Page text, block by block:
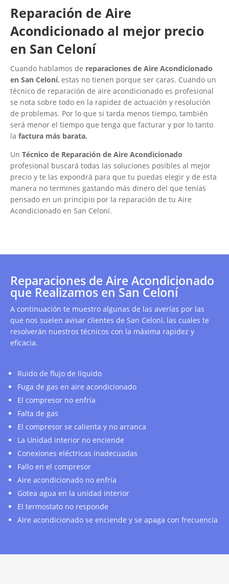
Reparación de Aire
Acondicionado al mejor precio
en San Celoní
Cuando hablamos de reparaciones de Aire Acondicionado
en San Celoní, estas no tienen porque ser caras. Cuando un
técnico de reparación de aire acondicionado es profesional
se nota sobre todo en la rapidez de actuación y resolución
de problemas. Por lo que si tarda menos tiempo, también
será menor el tiempo que tenga que facturar y por lo tanto
la factura más barata.
Un Técnico de Reparación de Aire Acondicionado
profesional buscará todas las soluciones posibles al mejor
precio y te las expondrá para que tu puedas elegir y de esta
manera no termines gastando más dinero del que tenías
pensado en un principio por la reparación de tu Aire
Acondicionado en San Celoní.
Reparaciones de Aire Acondicionado
que Realizamos en San Celoní
A continuación te muestro algunas de las averías por las
que nos suelen avisar clientes de San Celoní, las cuales te
resolverán nuestros técnicos con la máxima rapidez y
eficacia.
Ruido de flujo de líquido
Fuga de gas en aire acondicionado
El compresor no enfría
Falta de gas
El compresor se calienta y no arranca
La Unidad interior no enciende
Conexiones eléctricas inadecuadas
Fallo en el compresor
Aire acondicionado no enfría
Gotea agua en la unidad interior
El termostato no responde
Aire acondicionado se enciende y se apaga con frecuencia